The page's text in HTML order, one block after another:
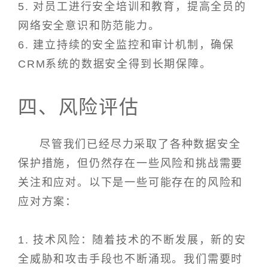
5. 对员工进行安全培训和教育，提高全员的
网络安全意识和防范能力。
6. 建立持续的安全监控和审计机制，确保
CRM系统的数据安全得到长期保障。
四、风险评估
尽管我们已经尽力采取了各种数据安全
保护措施，但仍然存在一些风险和挑战需要
关注和应对。以下是一些可能存在的风险和
应对方案：
1. 技术风险：随着技术的不断发展，新的安
全威胁和攻击手段也不断涌现。我们需要时